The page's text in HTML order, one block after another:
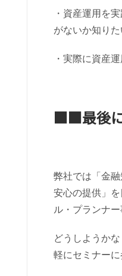
・資産運用を
がないか知りた
・実際に資産
■■最後
弊社では「金融
安心の提供」
ル・プランナー
どうしようか
軽にセミナーに